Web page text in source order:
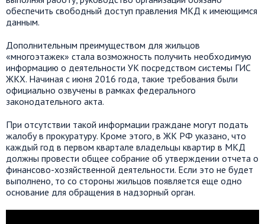
обеспечить свободный доступ правления МКД к имеющимся
данным.
Дополнительным преимуществом для жильцов
«многоэтажек» стала возможность получить необходимую
информацию о деятельности УК посредством системы ГИС
ЖКХ. Начиная с июня 2016 года, такие требования были
официально озвучены в рамках федерального
законодательного акта.
При отсутствии такой информации граждане могут подать
жалобу в прокуратуру. Кроме этого, в ЖК РФ указано, что
каждый год в первом квартале владельцы квартир в МКД
должны провести общее собрание об утверждении отчета о
финансово-хозяйственной деятельности. Если это не будет
выполнено, то со стороны жильцов появляется еще одно
основание для обращения в надзорный орган.